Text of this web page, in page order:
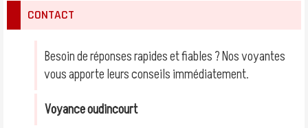
CONTACT
Besoin de réponses rapides et fiables ? Nos voyantes
vous apporte leurs conseils immédiatement.
Voyance oudincourt